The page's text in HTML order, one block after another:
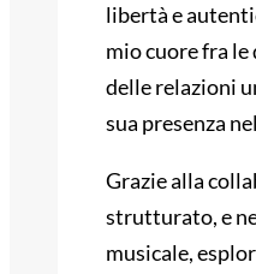
libertà e
mio cuore fra
delle relazioni
sua presenza
Grazie alla
strutturato, e
musicale,